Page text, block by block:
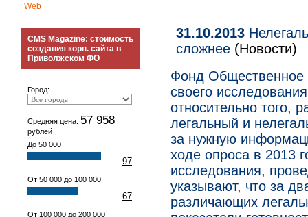
Web
CMS Magazine: стоимость
создания корп. сайта в
Приволжском ФО
Город:
Средняя цена: 57 958
рублей
До 50 000
97
От 50 000 до 100 000
67
От 100 000 до 200 000
31.10.2013
сложнее (Новости)
Фонд
своего
относительно того,
легальный и
за нужную
ходе опроса в 2013
исследования,
указывают, что за
различающих